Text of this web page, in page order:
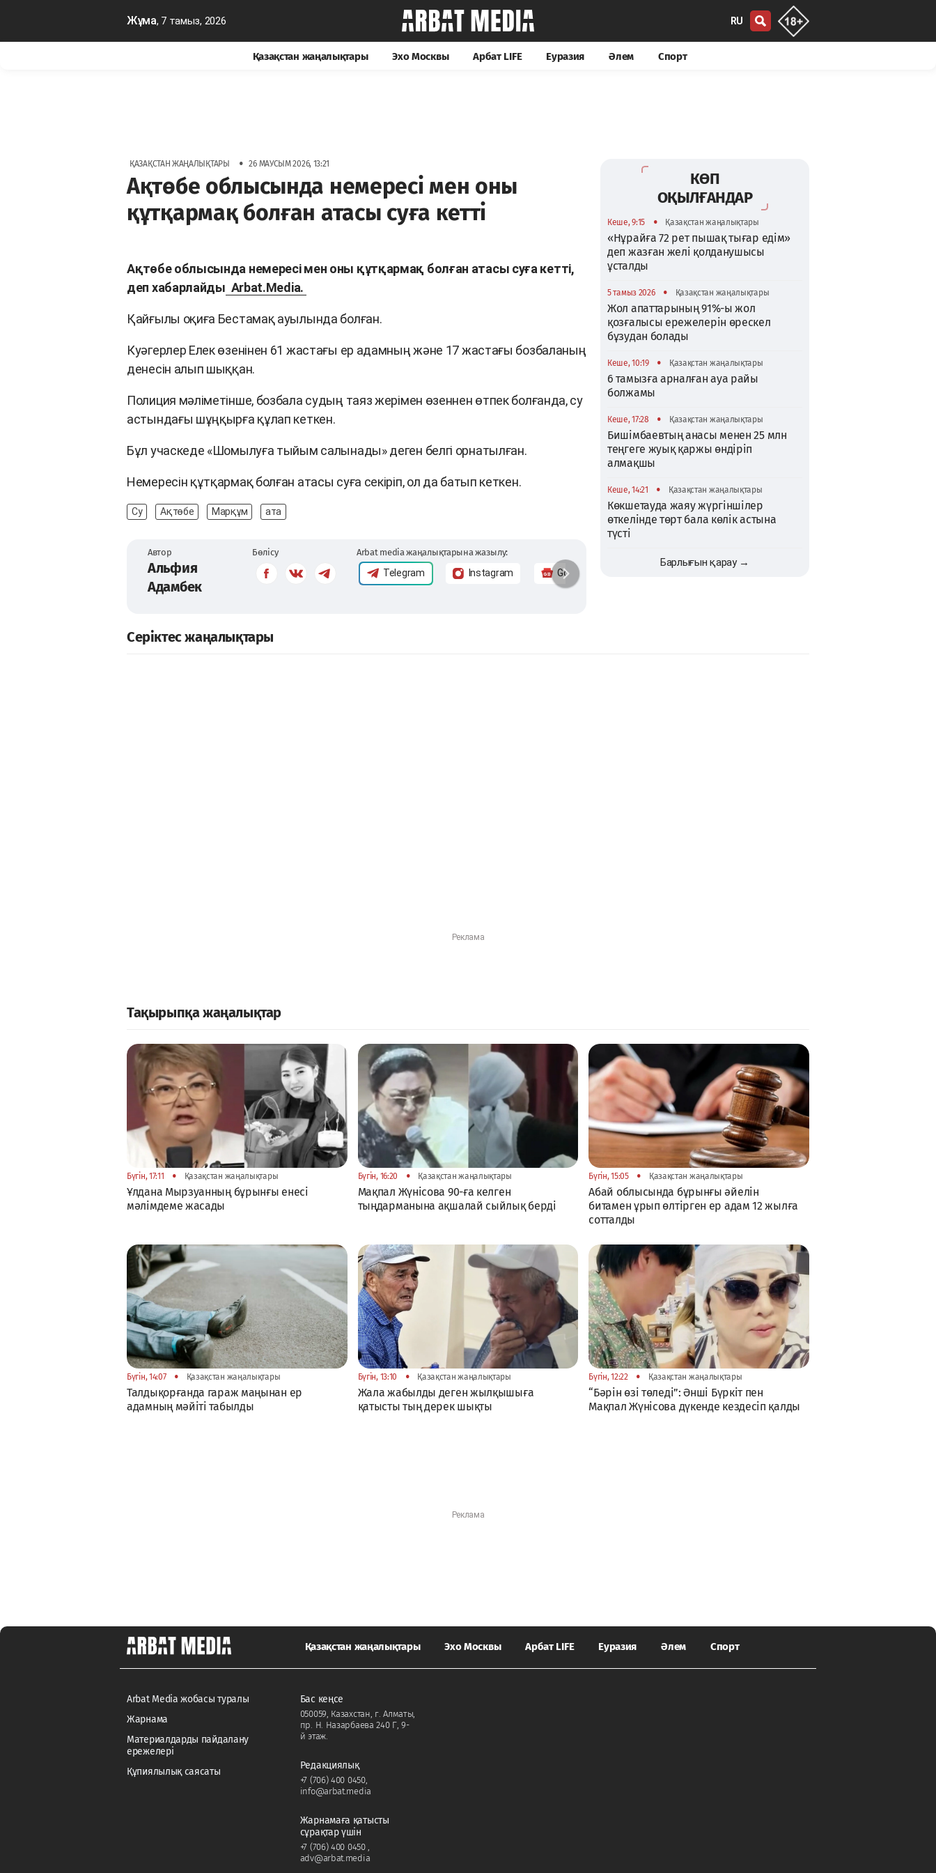
Жұма, 7 тамыз, 2026 RU
Қазақстан жаңалықтары Эхо Москвы Арбат LIFE Еуразия Әлем Спорт
ҚАЗАҚСТАН ЖАҢАЛЫҚТАРЫ • 26 МАУСЫМ 2026, 13:21
Ақтөбе облысында немересі мен оны
құтқармақ болған атасы суға кетті
Ақтөбе облысында немересі мен оны құтқармақ болған атасы суға кетті,
деп хабарлайды Arbat.Media.
Қайғылы оқиға Бестамақ ауылында болған.
Куәгерлер Елек өзенінен 61 жастағы ер адамның және 17 жастағы бозбаланың
денесін алып шыққан.
Полиция мәліметінше, бозбала судың таяз жерімен өзеннен өтпек болғанда, су
астындағы шұңқырға құлап кеткен.
Бұл учаскеде «Шомылуға тыйым салынады» деген белгі орнатылған.
Немересін құтқармақ болған атасы суға секіріп, ол да батып кеткен.
Су Ақтөбе Марқұм ата
Автор
Альфия
Адамбек
Бөлісу Arbat media жаңалықтарына жазылу:
Telegram Instagram Google News
КӨП
ОҚЫЛҒАНДАР
Кеше, 9:15 • Қазақстан жаңалықтары
«Нұрайға 72 рет пышақ тығар едім»
деп жазған желі қолданушысы
ұсталды
5 тамыз 2026 • Қазақстан жаңалықтары
Жол апаттарының 91%-ы жол
қозғалысы ережелерін өрескел
бұзудан болады
Кеше, 10:19 • Қазақстан жаңалықтары
6 тамызға арналған ауа райы
болжамы
Кеше, 17:28 • Қазақстан жаңалықтары
Бишімбаевтың анасы менен 25 млн
теңгеге жуық қаржы өндіріп
алмақшы
Кеше, 14:21 • Қазақстан жаңалықтары
Көкшетауда жаяу жүргіншілер
өткелінде төрт бала көлік астына
түсті
Барлығын қарау →
Серіктес жаңалықтары
Тақырыпқа жаңалықтар
Бүгін, 17:11 • Қазақстан жаңалықтары
Ұлдана Мырзуанның бұрынғы енесі
мәлімдеме жасады
Бүгін, 16:20 • Қазақстан жаңалықтары
Мақпал Жүнісова 90-ға келген
тыңдарманына ақшалай сыйлық берді
Бүгін, 15:05 • Қазақстан жаңалықтары
Абай облысында бұрынғы әйелін
битамен ұрып өлтірген ер адам 12 жылға
сотталды
Бүгін, 14:07 • Қазақстан жаңалықтары
Талдықорғанда гараж маңынан ер
адамның мәйіті табылды
Бүгін, 13:10 • Қазақстан жаңалықтары
Жала жабылды деген жылқышыға
қатысты тың дерек шықты
Бүгін, 12:22 • Қазақстан жаңалықтары
“Бәрін өзі төледі”: Әнші Бүркіт пен
Мақпал Жүнісова дүкенде кездесіп қалды
Қазақстан жаңалықтары Эхо Москвы Арбат LIFE Еуразия Әлем Спорт
Arbat Media жобасы туралы
Жарнама
Материалдарды пайдалану
ережелері
Құпиялылық саясаты
Бас кеңсе
050059, Казахстан, г. Алматы,
пр. Н. Назарбаева 240 Г, 9-
й этаж.
Редакциялық
+7 (706) 400 0450,
info@arbat.media
Жарнамаға қатысты
сұрақтар үшін
+7 (706) 400 0450
adv@arbat.media